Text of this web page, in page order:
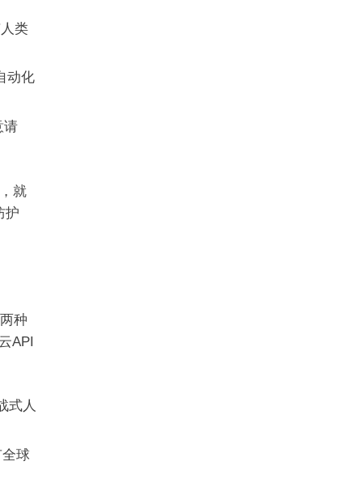
类
动化
请
就
护
种
API
式人
球